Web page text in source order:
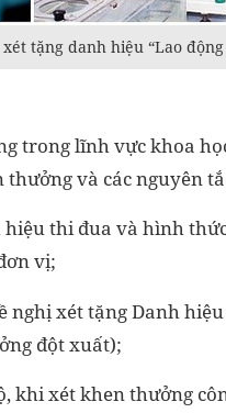
tặng danh hiệu “Lao
trong lĩnh vực khoa
và các nguyên
thi đua và hình
vị;
xét tặng Danh
đột xuất);
khi xét khen thưởng